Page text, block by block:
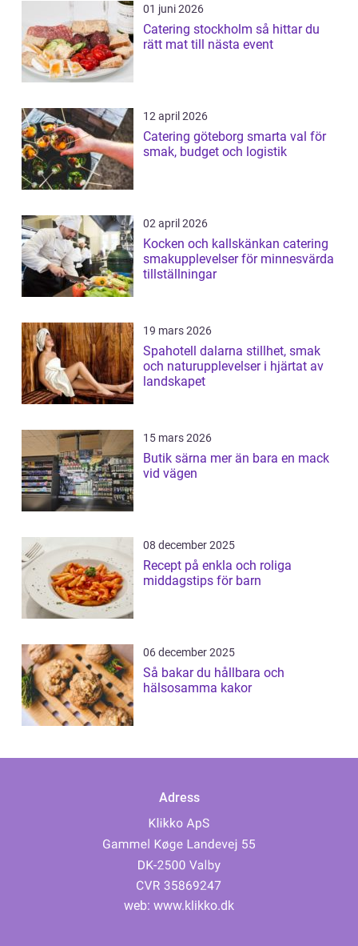
01 juni 2026
Catering stockholm så hittar du
rätt mat till nästa event
12 april 2026
Catering göteborg smarta val för
smak, budget och logistik
02 april 2026
Kocken och kallskänkan catering
smakupplevelser för minnesvärda
tillställningar
19 mars 2026
Spahotell dalarna stillhet, smak
och naturupplevelser i hjärtat av
landskapet
15 mars 2026
Butik särna mer än bara en mack
vid vägen
08 december 2025
Recept på enkla och roliga
middagstips för barn
06 december 2025
Så bakar du hållbara och
hälsosamma kakor
Adress
web: www.klikko.dk